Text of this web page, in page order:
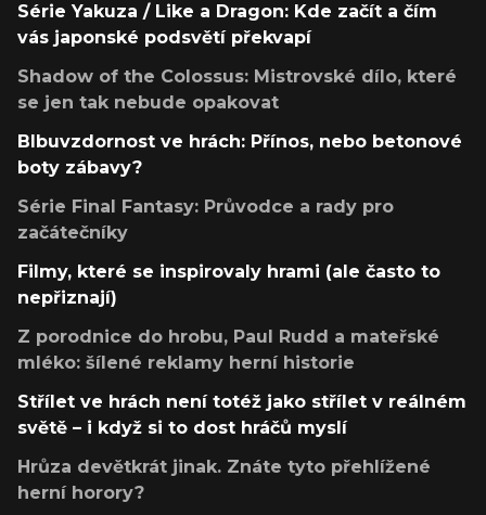
Série Yakuza / Like a Dragon: Kde začít a čím
vás japonské podsvětí překvapí
Shadow of the Colossus: Mistrovské dílo, které
se jen tak nebude opakovat
Blbuvzdornost ve hrách: Přínos, nebo betonové
boty zábavy?
Série Final Fantasy: Průvodce a rady pro
začátečníky
Filmy, které se inspirovaly hrami (ale často to
nepřiznají)
Z porodnice do hrobu, Paul Rudd a mateřské
mléko: šílené reklamy herní historie
Střílet ve hrách není totéž jako střílet v reálném
světě – i když si to dost hráčů myslí
Hrůza devětkrát jinak. Znáte tyto přehlížené
herní horory?